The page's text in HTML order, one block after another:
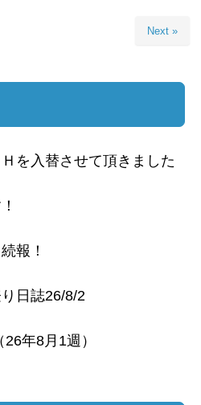
Next »
を入替させて頂きました
報！
日誌26/8/2
年8月1週）